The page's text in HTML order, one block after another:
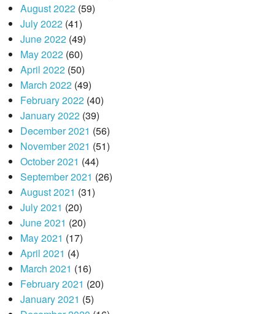
August 2022(59)
July 2022(41)
June 2022(49)
May 2022(60)
April 2022(50)
March 2022(49)
February 2022(40)
January 2022(39)
December 2021 (56)
November 2021 (51)
October 2021 (44)
September 2021 (26)
August 2021 (31)
July 2021 (20)
June 2021 (20)
May 2021 (17)
April 2021 (4)
March 2021 (16)
February 2021 (20)
January 2021 (5)